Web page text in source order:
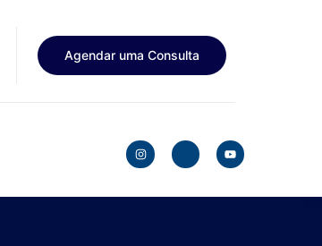
Agendar uma Consulta